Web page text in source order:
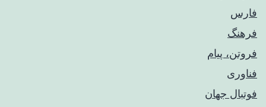
فارس
فرهنگ
فروتن، پیام
فناوری
فوتبال جهان